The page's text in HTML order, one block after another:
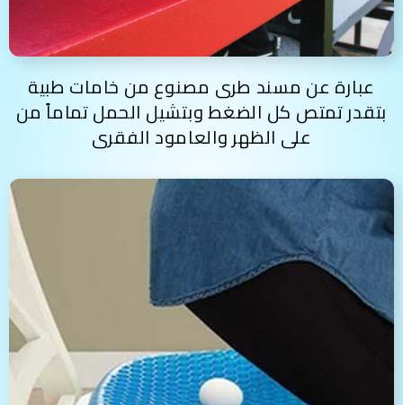
عبارة عن مسند طرى مصنوع من خامات طبية
بتقدر تمتص كل الضغط وبتشيل الحمل تماماً من
على الظهر والعامود الفقرى